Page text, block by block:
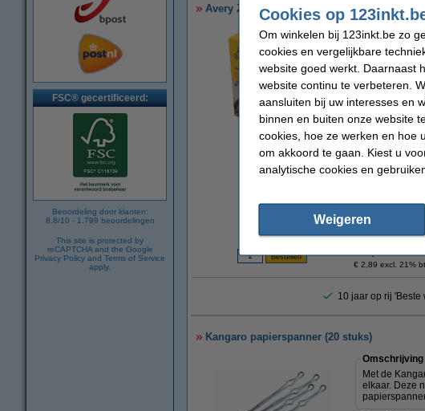
FSC® gecertificeerd:
Beoordeling door klanten:
8.8/10 - 1.799 beoordelingen
This site is protected by
reCAPTCHA and the Google
Privacy Policy and Terms of Service
apply.
Avery Zweckform 3510 versterkingsringen Ø
vergroten
Omschrijving
De
te
niet op en
Specificaties
Merk:
Toepassing:
Tip:
123inkt
€ 2,89 excl. 21%
10 jaar op rij 'Beste
Kangaro papierspanner (20 stuks)
Omschrijving
Met de
elkaar. Deze
Cookies op
Om winkelen bij 123inkt.be zo
cookies en vergelijkbare
website goed werkt. Daarnaast
website continu te verbeteren.
aansluiten bij uw interesses en
binnen en buiten onze website
cookies, hoe ze werken en hoe
om akkoord te gaan. Kiest u
analytische cookies en
Weigeren